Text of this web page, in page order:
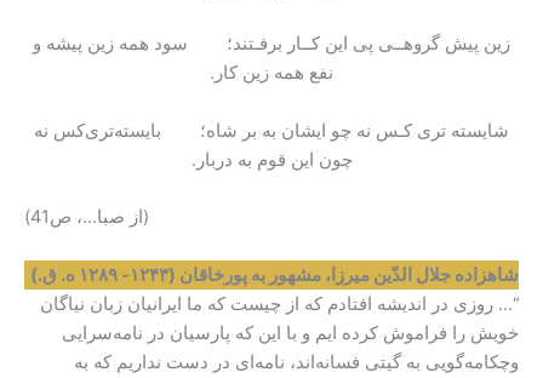
زین پیش گروهــی پی این کــار برفـتند؛ سود همه زین پیشه و
نفع همه زین کار.
شایسته تری کـس نه چو ایشان به بر شاه؛ بایسته‌تری‌کس نه
چون این قوم به دربار.
(از صبا…، ص41)
شاهزاده جلال الدّین میرزا، مشهور به پورخاقان (۱۲۴۳- ۱۲۸۹ ه. ق.)
“… روزی در اندیشه افتادم که از چیست که ما ایرانیان زبان نیاگان
خویش را فراموش کرده ایم و با این که پارسیان در نامه‌سرایی
وچکامه‌گویی به گیتی فسانه‌اند، نامه‌ای در دست نداریم که به